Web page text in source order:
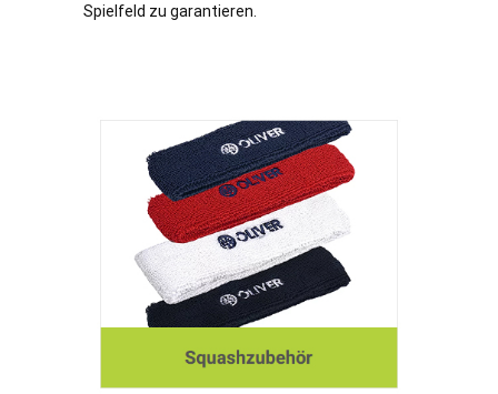
Spielfeld zu garantieren.